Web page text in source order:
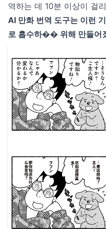
역하는 데 10분 이상이 걸
AI 만화 번역 도구는 이런
로 흡수하�� 위해 만들어